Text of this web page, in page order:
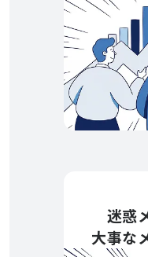
迷惑
大事な